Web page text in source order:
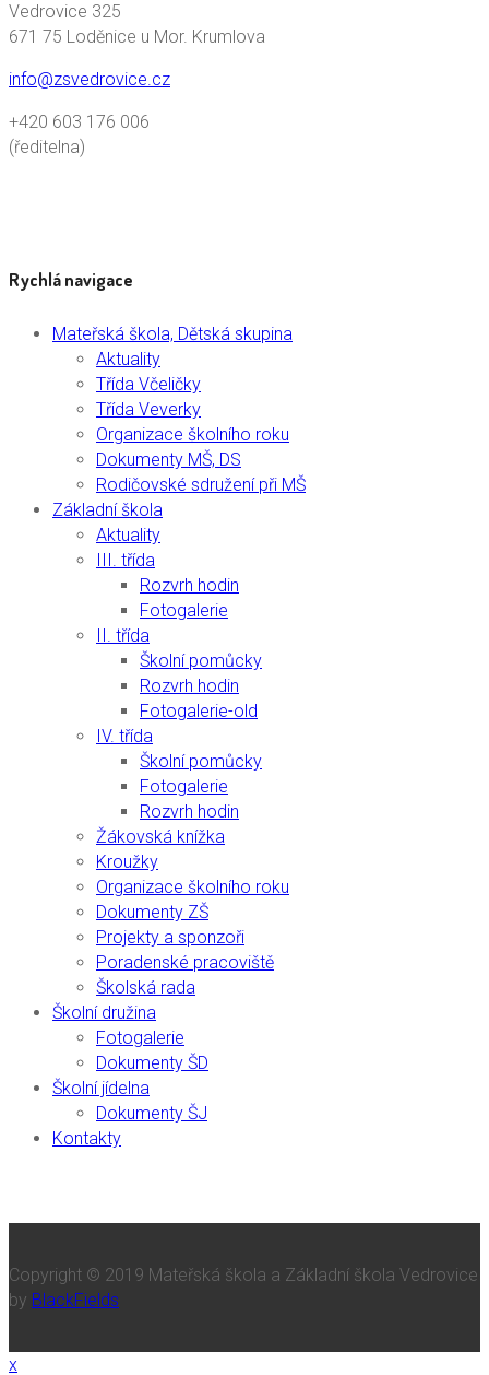
Vedrovice 325
671 75 Loděnice u Mor. Krumlova
info@zsvedrovice.cz
+420 603 176 006
(ředitelna)
Rychlá navigace
Mateřská škola, Dětská skupina
Aktuality
Třída Včeličky
Třída Veverky
Organizace školního roku
Dokumenty MŠ, DS
Rodičovské sdružení při MŠ
Základní škola
Aktuality
III. třída
Rozvrh hodin
Fotogalerie
II. třída
Školní pomůcky
Rozvrh hodin
Fotogalerie-old
IV. třída
Školní pomůcky
Fotogalerie
Rozvrh hodin
Žákovská knížka
Kroužky
Organizace školního roku
Dokumenty ZŠ
Projekty a sponzoři
Poradenské pracoviště
Školská rada
Školní družina
Fotogalerie
Dokumenty ŠD
Školní jídelna
Dokumenty ŠJ
Kontakty
Copyright © 2019 Mateřská škola a Základní škola Vedrovice
by BlackFields
x